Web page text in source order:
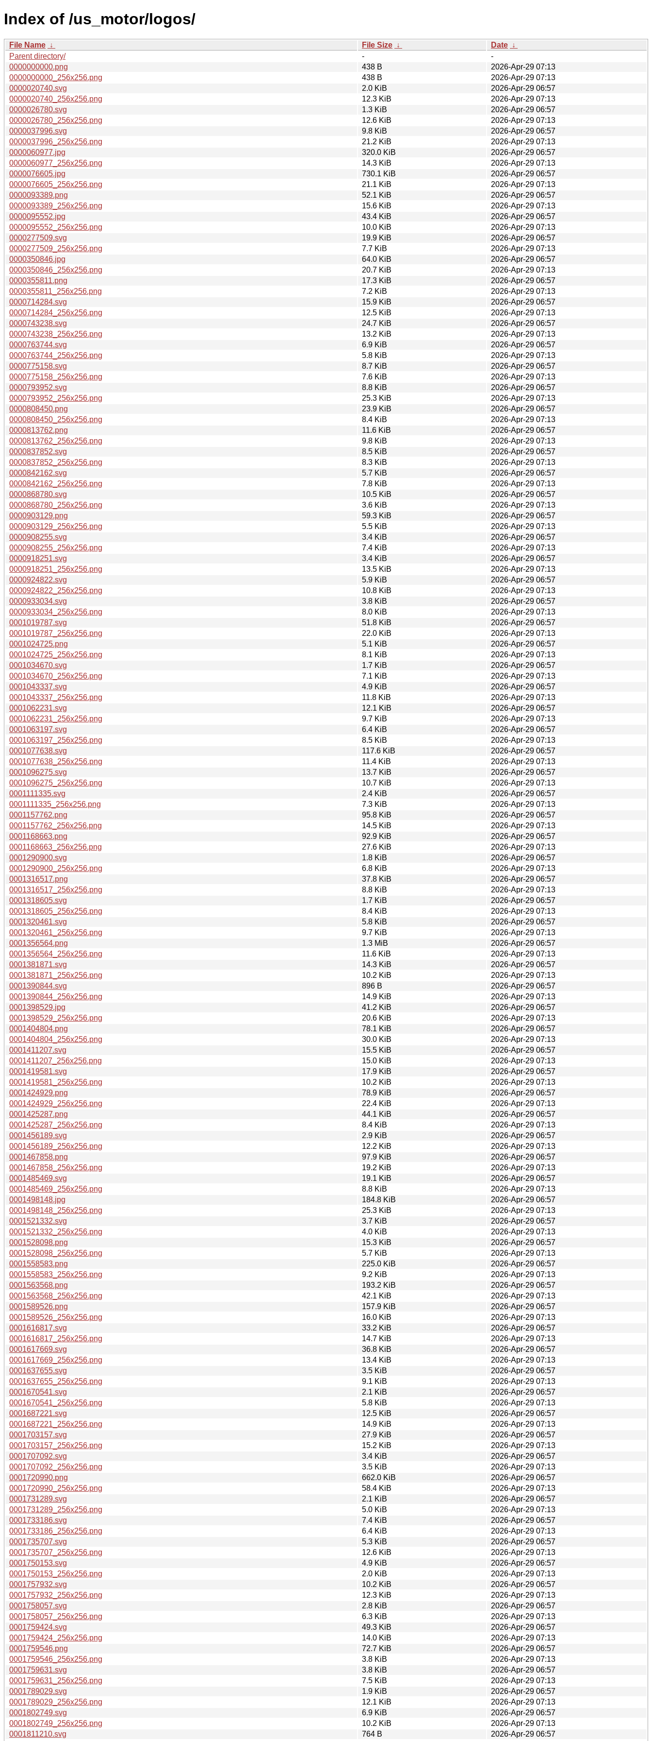
Index of /us_motor/logos/
File Name ↓ File Size ↓ Date ↓
Parent directory/
-
-
0000000000.png
438 B
2026-Apr-29 07:13
0000000000_256x256.png
438 B
2026-Apr-29 07:13
0000020740.svg
2.0 KiB
2026-Apr-29 06:57
0000020740_256x256.png
12.3 KiB
2026-Apr-29 07:13
0000026780.svg
1.3 KiB
2026-Apr-29 06:57
0000026780_256x256.png
12.6 KiB
2026-Apr-29 07:13
0000037996.svg
9.8 KiB
2026-Apr-29 06:57
0000037996_256x256.png
21.2 KiB
2026-Apr-29 07:13
0000060977.jpg
320.0 KiB
2026-Apr-29 06:57
0000060977_256x256.png
14.3 KiB
2026-Apr-29 07:13
0000076605.jpg
730.1 KiB
2026-Apr-29 06:57
0000076605_256x256.png
21.1 KiB
2026-Apr-29 07:13
0000093389.png
52.1 KiB
2026-Apr-29 06:57
0000093389_256x256.png
15.6 KiB
2026-Apr-29 07:13
0000095552.jpg
43.4 KiB
2026-Apr-29 06:57
0000095552_256x256.png
10.0 KiB
2026-Apr-29 07:13
0000277509.svg
19.9 KiB
2026-Apr-29 06:57
0000277509_256x256.png
7.7 KiB
2026-Apr-29 07:13
0000350846.jpg
64.0 KiB
2026-Apr-29 06:57
0000350846_256x256.png
20.7 KiB
2026-Apr-29 07:13
0000355811.png
17.3 KiB
2026-Apr-29 06:57
0000355811_256x256.png
7.2 KiB
2026-Apr-29 07:13
0000714284.svg
15.9 KiB
2026-Apr-29 06:57
0000714284_256x256.png
12.5 KiB
2026-Apr-29 07:13
0000743238.svg
24.7 KiB
2026-Apr-29 06:57
0000743238_256x256.png
13.2 KiB
2026-Apr-29 07:13
0000763744.svg
6.9 KiB
2026-Apr-29 06:57
0000763744_256x256.png
5.8 KiB
2026-Apr-29 07:13
0000775158.svg
8.7 KiB
2026-Apr-29 06:57
0000775158_256x256.png
7.6 KiB
2026-Apr-29 07:13
0000793952.svg
8.8 KiB
2026-Apr-29 06:57
0000793952_256x256.png
25.3 KiB
2026-Apr-29 07:13
0000808450.png
23.9 KiB
2026-Apr-29 06:57
0000808450_256x256.png
8.4 KiB
2026-Apr-29 07:13
0000813762.png
11.6 KiB
2026-Apr-29 06:57
0000813762_256x256.png
9.8 KiB
2026-Apr-29 07:13
0000837852.svg
8.5 KiB
2026-Apr-29 06:57
0000837852_256x256.png
8.3 KiB
2026-Apr-29 07:13
0000842162.svg
5.7 KiB
2026-Apr-29 06:57
0000842162_256x256.png
7.8 KiB
2026-Apr-29 07:13
0000868780.svg
10.5 KiB
2026-Apr-29 06:57
0000868780_256x256.png
3.6 KiB
2026-Apr-29 07:13
0000903129.png
59.3 KiB
2026-Apr-29 06:57
0000903129_256x256.png
5.5 KiB
2026-Apr-29 07:13
0000908255.svg
3.4 KiB
2026-Apr-29 06:57
0000908255_256x256.png
7.4 KiB
2026-Apr-29 07:13
0000918251.svg
3.4 KiB
2026-Apr-29 06:57
0000918251_256x256.png
13.5 KiB
2026-Apr-29 07:13
0000924822.svg
5.9 KiB
2026-Apr-29 06:57
0000924822_256x256.png
10.8 KiB
2026-Apr-29 07:13
0000933034.svg
3.8 KiB
2026-Apr-29 06:57
0000933034_256x256.png
8.0 KiB
2026-Apr-29 07:13
0001019787.svg
51.8 KiB
2026-Apr-29 06:57
0001019787_256x256.png
22.0 KiB
2026-Apr-29 07:13
0001024725.png
5.1 KiB
2026-Apr-29 06:57
0001024725_256x256.png
8.1 KiB
2026-Apr-29 07:13
0001034670.svg
1.7 KiB
2026-Apr-29 06:57
0001034670_256x256.png
7.1 KiB
2026-Apr-29 07:13
0001043337.svg
4.9 KiB
2026-Apr-29 06:57
0001043337_256x256.png
11.8 KiB
2026-Apr-29 07:13
0001062231.svg
12.1 KiB
2026-Apr-29 06:57
0001062231_256x256.png
9.7 KiB
2026-Apr-29 07:13
0001063197.svg
6.4 KiB
2026-Apr-29 06:57
0001063197_256x256.png
8.5 KiB
2026-Apr-29 07:13
0001077638.svg
117.6 KiB
2026-Apr-29 06:57
0001077638_256x256.png
11.4 KiB
2026-Apr-29 07:13
0001096275.svg
13.7 KiB
2026-Apr-29 06:57
0001096275_256x256.png
10.7 KiB
2026-Apr-29 07:13
0001111335.svg
2.4 KiB
2026-Apr-29 06:57
0001111335_256x256.png
7.3 KiB
2026-Apr-29 07:13
0001157762.png
95.8 KiB
2026-Apr-29 06:57
0001157762_256x256.png
14.5 KiB
2026-Apr-29 07:13
0001168663.png
92.9 KiB
2026-Apr-29 06:57
0001168663_256x256.png
27.6 KiB
2026-Apr-29 07:13
0001290900.svg
1.8 KiB
2026-Apr-29 06:57
0001290900_256x256.png
6.8 KiB
2026-Apr-29 07:13
0001316517.png
37.8 KiB
2026-Apr-29 06:57
0001316517_256x256.png
8.8 KiB
2026-Apr-29 07:13
0001318605.svg
1.7 KiB
2026-Apr-29 06:57
0001318605_256x256.png
8.4 KiB
2026-Apr-29 07:13
0001320461.svg
5.8 KiB
2026-Apr-29 06:57
0001320461_256x256.png
9.7 KiB
2026-Apr-29 07:13
0001356564.png
1.3 MiB
2026-Apr-29 06:57
0001356564_256x256.png
11.6 KiB
2026-Apr-29 07:13
0001381871.svg
14.3 KiB
2026-Apr-29 06:57
0001381871_256x256.png
10.2 KiB
2026-Apr-29 07:13
0001390844.svg
896 B
2026-Apr-29 06:57
0001390844_256x256.png
14.9 KiB
2026-Apr-29 07:13
0001398529.jpg
41.2 KiB
2026-Apr-29 06:57
0001398529_256x256.png
20.6 KiB
2026-Apr-29 07:13
0001404804.png
78.1 KiB
2026-Apr-29 06:57
0001404804_256x256.png
30.0 KiB
2026-Apr-29 07:13
0001411207.svg
15.5 KiB
2026-Apr-29 06:57
0001411207_256x256.png
15.0 KiB
2026-Apr-29 07:13
0001419581.svg
17.9 KiB
2026-Apr-29 06:57
0001419581_256x256.png
10.2 KiB
2026-Apr-29 07:13
0001424929.png
78.9 KiB
2026-Apr-29 06:57
0001424929_256x256.png
22.4 KiB
2026-Apr-29 07:13
0001425287.png
44.1 KiB
2026-Apr-29 06:57
0001425287_256x256.png
8.4 KiB
2026-Apr-29 07:13
0001456189.svg
2.9 KiB
2026-Apr-29 06:57
0001456189_256x256.png
12.2 KiB
2026-Apr-29 07:13
0001467858.png
97.9 KiB
2026-Apr-29 06:57
0001467858_256x256.png
19.2 KiB
2026-Apr-29 07:13
0001485469.svg
19.1 KiB
2026-Apr-29 06:57
0001485469_256x256.png
8.8 KiB
2026-Apr-29 07:13
0001498148.jpg
184.8 KiB
2026-Apr-29 06:57
0001498148_256x256.png
25.3 KiB
2026-Apr-29 07:13
0001521332.svg
3.7 KiB
2026-Apr-29 06:57
0001521332_256x256.png
4.0 KiB
2026-Apr-29 07:13
0001528098.png
15.3 KiB
2026-Apr-29 06:57
0001528098_256x256.png
5.7 KiB
2026-Apr-29 07:13
0001558583.png
225.0 KiB
2026-Apr-29 06:57
0001558583_256x256.png
9.2 KiB
2026-Apr-29 07:13
0001563568.png
193.2 KiB
2026-Apr-29 06:57
0001563568_256x256.png
42.1 KiB
2026-Apr-29 07:13
0001589526.png
157.9 KiB
2026-Apr-29 06:57
0001589526_256x256.png
16.0 KiB
2026-Apr-29 07:13
0001616817.svg
33.2 KiB
2026-Apr-29 06:57
0001616817_256x256.png
14.7 KiB
2026-Apr-29 07:13
0001617669.svg
36.8 KiB
2026-Apr-29 06:57
0001617669_256x256.png
13.4 KiB
2026-Apr-29 07:13
0001637655.svg
3.5 KiB
2026-Apr-29 06:57
0001637655_256x256.png
9.1 KiB
2026-Apr-29 07:13
0001670541.svg
2.1 KiB
2026-Apr-29 06:57
0001670541_256x256.png
5.8 KiB
2026-Apr-29 07:13
0001687221.svg
12.5 KiB
2026-Apr-29 06:57
0001687221_256x256.png
14.9 KiB
2026-Apr-29 07:13
0001703157.svg
27.9 KiB
2026-Apr-29 06:57
0001703157_256x256.png
15.2 KiB
2026-Apr-29 07:13
0001707092.svg
3.4 KiB
2026-Apr-29 06:57
0001707092_256x256.png
3.5 KiB
2026-Apr-29 07:13
0001720990.png
662.0 KiB
2026-Apr-29 06:57
0001720990_256x256.png
58.4 KiB
2026-Apr-29 07:13
0001731289.svg
2.1 KiB
2026-Apr-29 06:57
0001731289_256x256.png
5.0 KiB
2026-Apr-29 07:13
0001733186.svg
7.4 KiB
2026-Apr-29 06:57
0001733186_256x256.png
6.4 KiB
2026-Apr-29 07:13
0001735707.svg
5.3 KiB
2026-Apr-29 06:57
0001735707_256x256.png
12.6 KiB
2026-Apr-29 07:13
0001750153.svg
4.9 KiB
2026-Apr-29 06:57
0001750153_256x256.png
2.0 KiB
2026-Apr-29 07:13
0001757932.svg
10.2 KiB
2026-Apr-29 06:57
0001757932_256x256.png
12.3 KiB
2026-Apr-29 07:13
0001758057.svg
2.8 KiB
2026-Apr-29 06:57
0001758057_256x256.png
6.3 KiB
2026-Apr-29 07:13
0001759424.svg
49.3 KiB
2026-Apr-29 06:57
0001759424_256x256.png
14.0 KiB
2026-Apr-29 07:13
0001759546.png
72.7 KiB
2026-Apr-29 06:57
0001759546_256x256.png
3.8 KiB
2026-Apr-29 07:13
0001759631.svg
3.8 KiB
2026-Apr-29 06:57
0001759631_256x256.png
7.5 KiB
2026-Apr-29 07:13
0001789029.svg
1.9 KiB
2026-Apr-29 06:57
0001789029_256x256.png
12.1 KiB
2026-Apr-29 07:13
0001802749.svg
6.9 KiB
2026-Apr-29 06:57
0001802749_256x256.png
10.2 KiB
2026-Apr-29 07:13
0001811210.svg
764 B
2026-Apr-29 06:57